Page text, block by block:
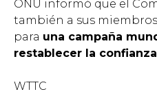
ONU informó que el
también a sus
para una campaña
restablecer la
WTTC